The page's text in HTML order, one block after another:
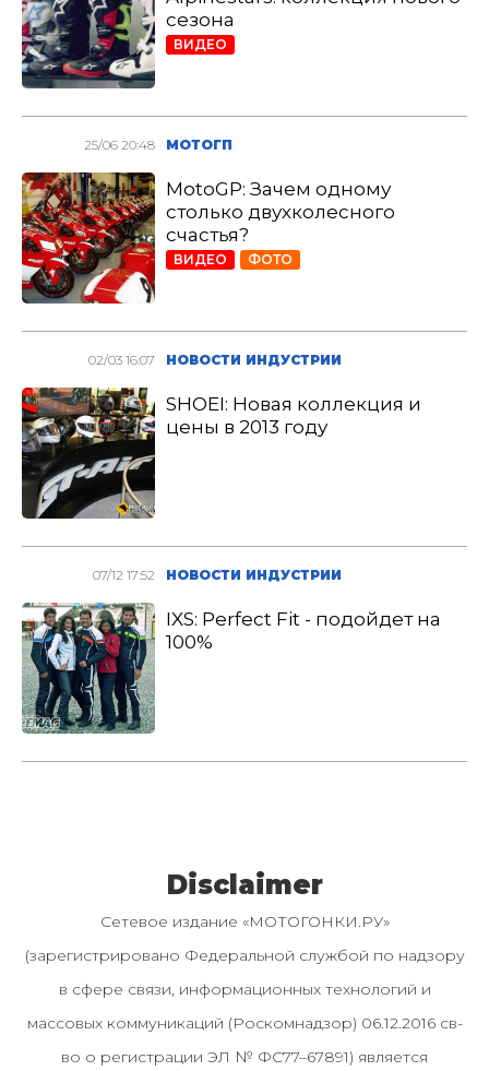
сезона
ВИДЕО
25/06 20:48 МОТОГП
MotoGP: Зачем одному
столько двухколесного
счастья?
ВИДЕО ФОТО
02/03 16:07 НОВОСТИ ИНДУСТРИИ
SHOEI: Новая коллекция и
цены в 2013 году
07/12 17:52 НОВОСТИ ИНДУСТРИИ
IXS: Perfect Fit - подойдет на
100%
Disclaimer
Сетевое издание «МОТОГОНКИ.РУ»
(зарегистрировано Федеральной службой по надзору
в сфере связи, информационных технологий и
массовых коммуникаций (Роскомнадзор) 06.12.2016 св-
во о регистрации ЭЛ № ФС77–67891) является